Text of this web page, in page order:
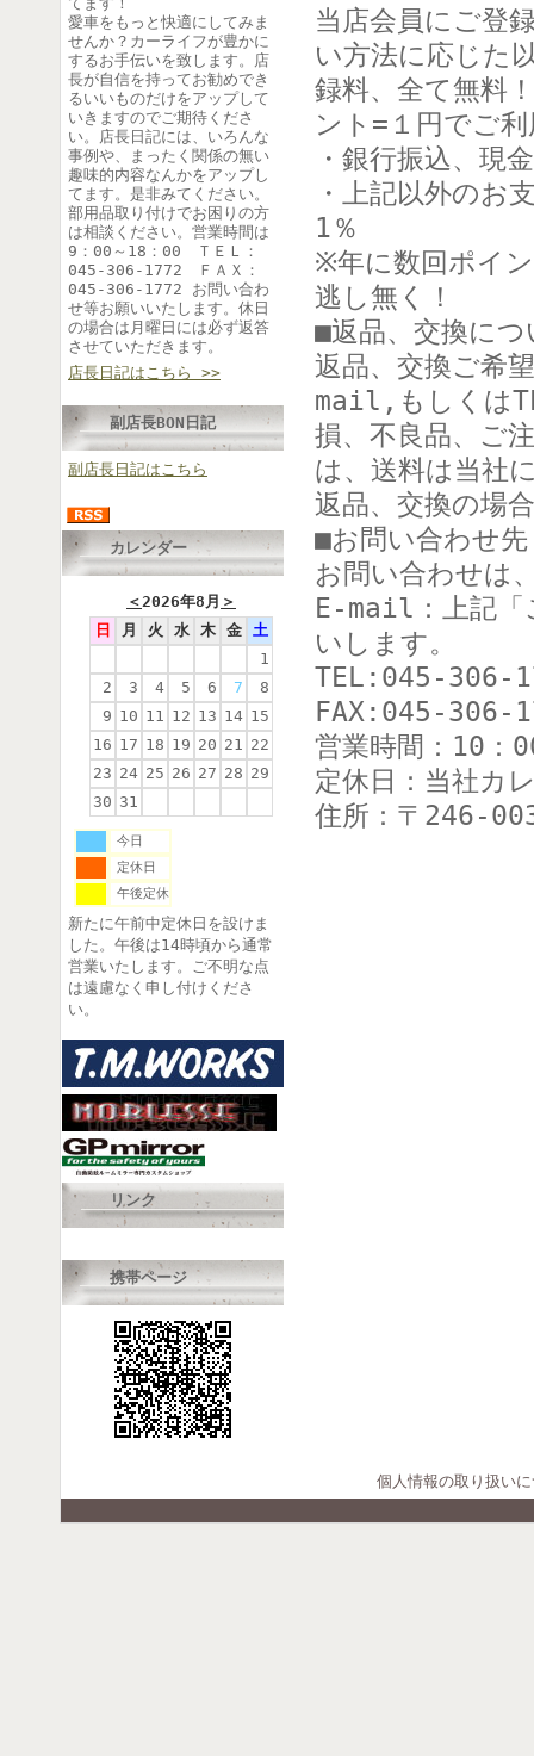
愛車をもっと快適にしてみま
せんか？カーライフが豊かに
するお手伝いを致します。店
長が自信を持ってお勧めでき
るいいものだけをアップして
いきますのでご期待くださ
い。店長日記には、いろんな
事例や、まったく関係の無い
趣味的内容なんかをアップし
てます。是非みてください。
部用品取り付けでお困りの方
は相談ください。営業時間は
9：00～18：00 ＴＥＬ：
045-306-1772 ＦＡＸ：
045-306-1772 お問い合わ
せ等お願いいたします。休日
の場合は月曜日には必ず返答
させていただきます。
店長日記はこちら >>
副店長BON日記
副店長日記はこちら
カレンダー
＜2026年8月 ＞
日
月 火 水 木 金
土
1
2
3 4 5 6 7
8
9 10 11 12 13 14 15
16 17 18 19 20 21 22
23 24 25 26 27 28 29
30 31
今日
定休日
午後定休
新たに午前中定休日を設けま
した。午後は14時頃から通常
営業いたします。ご不明な点
は遠慮なく申し付けくださ
い。
リンク
携帯ページ
当店会員にご登
い方法に応じた
録料、全て無料
ント=１円でご
・銀行振込
・上記以外
1％
※年に数回ポイ
逃し無く！
■返品、交換につ
返品、交換ご希
mail,もしくは
損、不良品、ご
は、送料は当社
返品、交換の場
■お問い合わせ先
お問い合わせは
E-mail：上記「
いします。
TEL:045-306-
FAX:045-306-
営業時間：10：
定休日：当社カ
住所：〒246-
個人情報の取り扱い